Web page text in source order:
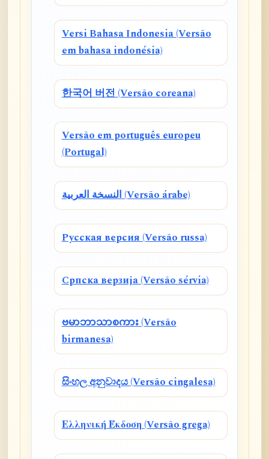
Versi Bahasa Indonesia (Versão
em bahasa indonésia)
한국어 버전 (Versão coreana)
Versão em português europeu
(Portugal)
النسخة العربية (Versão árabe)
Русская версия (Versão russa)
Српска верзија (Versão sérvia)
ဗမာဘာသာစကား (Versão
birmanesa)
සිංහල අනුවාදය (Versão cingalesa)
Ελληνική Έκδοση (Versão grega)